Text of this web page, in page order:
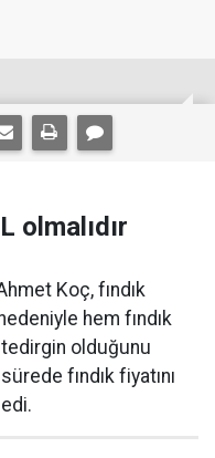
olmalıdır
Koç, fındık
hem fındık
olduğunu
fındık fiyatını